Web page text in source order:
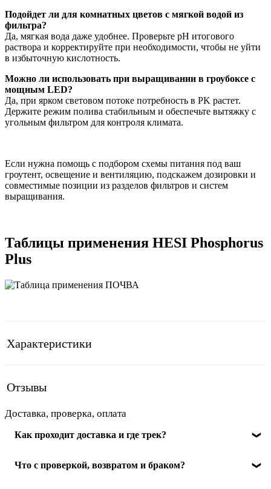
Подойдет ли для комнатных цветов с мягкой водой из
фильтра?
Да, мягкая вода даже удобнее. Проверьте pH итогового
раствора и корректируйте при необходимости, чтобы не уйти
в избыточную кислотность.
Можно ли использовать при выращивании в гроубоксе с
мощным LED?
Да, при ярком световом потоке потребность в PK растет.
Держите режим полива стабильным и обеспечьте вытяжку с
угольным фильтром для контроля климата.
Если нужна помощь с подбором схемы питания под ваш
гроутент, освещение и вентиляцию, подскажем дозировки и
совместимые позиции из разделов фильтров и систем
выращивания.
Таблицы применения HESI Phosphorus
Plus
Характеристики
Отзывы
Доставка, проверка, оплата
Как проходит доставка и где трек?
Отправляем по РФ. После передачи в службу доставки
Что с проверкой, возвратом и браком?